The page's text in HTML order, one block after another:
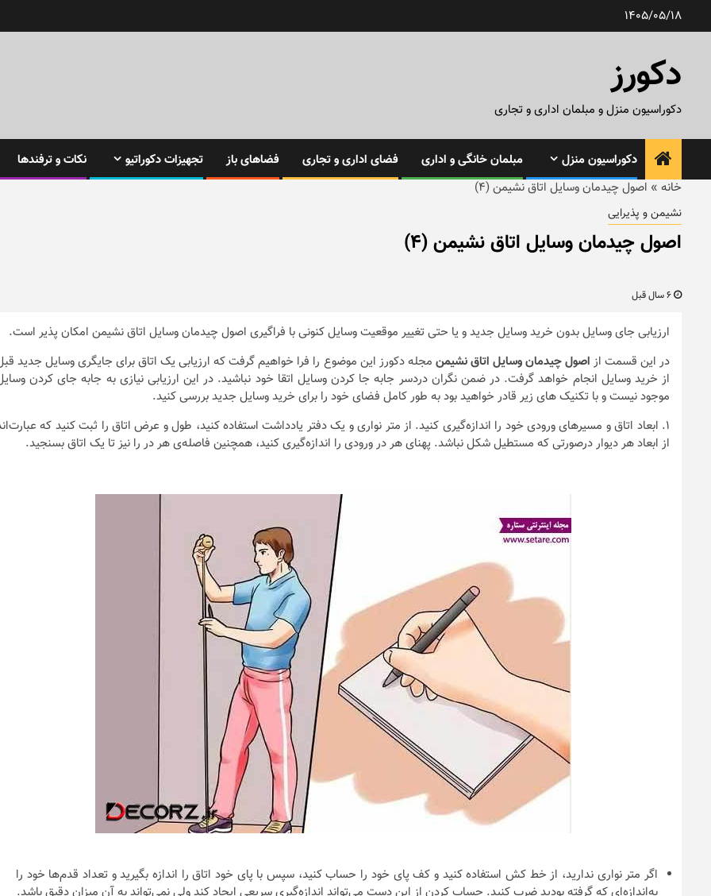
1405/05/18
دکورز
دکوراسیون منزل و مبلمان اداری و تجاری
دکوراسیون منزل مبلمان خانگی و اداری فضای اداری و تجاری فضاهای باز تجهیزات دکوراتیو
نکات و ترفندها
خانه » اصول چیدمان وسایل اتاق نشیمن (۴)
نشیمن و پذیرایی
اصول چیدمان وسایل اتاق نشیمن (۴)
ارزیابی جای وسایل بدون خرید وسایل جدید و یا حتی تغییر موقعیت وسایل کنونی با فراگیری اصول چیدمان وسایل اتاق نشیمن امکان پذیر است.
در این قسمت از اصول چیدمان وسایل اتاق نشیمن مجله دکورز این موضوع را فرا خواهیم گرفت که ارزیابی یک اتاق برای جایگری وسایل جدید
از خرید وسایل انجام خواهد گرفت. در ضمن نگران دردسر جابه جا کردن وسایل اتقا خود نباشید. در این ارزیابی نیازی به جابه جای کردن
موجود نیست و با تکنیک های زیر قادر خواهید بود به طور کامل فضای خود را برای خرید وسایل جدید بررسی کنید.
۱. ابعاد اتاق و مسیرهای ورودی خود را اندازه‌گیری کنید. از متر نواری و یک دفتر یادداشت استفاده کنید، طول و عرض اتاق را ثبت کنید که
از ابعاد هر دیوار درصورتی‌ که مستطیل شکل نباشد. پهنای هر در ورودی را اندازه‌گیری کنید، همچنین فاصله‌ی هر در را نیز تا یک اتاق بسنجید.
اگر متر نواری ندارید، از خط کش استفاده کنید و کف پای خود را حساب کنید، سپس با پای خود اتاق را اندازه بگیرید و تعداد قدم‌ها خود را
خانه (جدیدترین
نکات و ترفندها
چه رنگی برای اتاق کار
انتخاب کنیم؟
نکات و ترفندها
نکاتی که باید به هنگام
چیدمان خانه عروس
+ تصویر